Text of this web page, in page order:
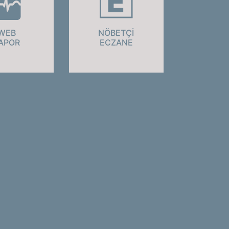
NÖBETÇİ
ECZANE